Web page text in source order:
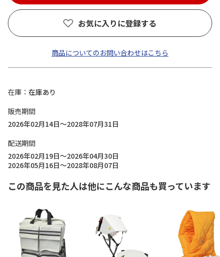
お気に入りに登録する
商品についてのお問い合わせはこちら
在庫
在庫あり
販売期間
2026年02月14日～2028年07月31日
配送期間
2026年02月19日～2026年04月30日
2026年05月16日～2028年08月07日
この商品を見た人は他にこんな商品も買っています